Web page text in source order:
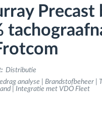
van rijtijden
van tachograaf op
Precast
Distributie
analyse | Brandstofbeheer |
| Integratie met VDO Fleet